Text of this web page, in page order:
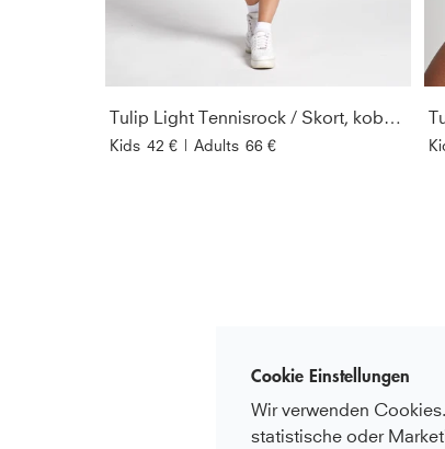
Tulip Light Tennisrock / Skort, kobaltblau
Kids 42 € | Adults 66 €
Cookie Einstellungen
Wir verwenden
statistische oder